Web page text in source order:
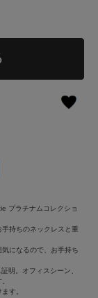
プラチナムコレクショ
持ちのネックレスと重
になるので、お手持ち
明。オフィスシーン、
す。